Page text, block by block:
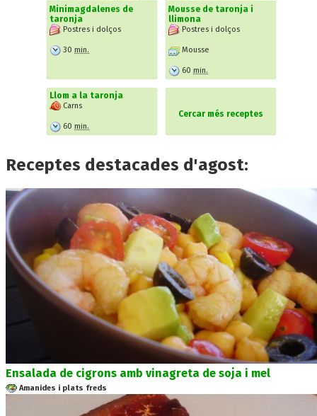
Minimagdalenes de
taronja
Postres i dolços
30 min.
Mousse de taronja i
llimona
Postres i dolços
Mousse
60 min.
Llom a la taronja
Carns
60 min.
Cercar més receptes
Receptes destacades d'agost:
Ensalada de cigrons amb vinagreta de soja i mel
Amanides i plats freds